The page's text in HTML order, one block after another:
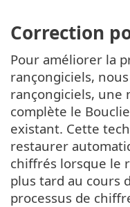
Correction
Pour améliorer la
rançongiciels,
rançongiciels, une
complète le
existant. Cette
restaurer
chiffrés lorsque le
plus tard au cours
processus de